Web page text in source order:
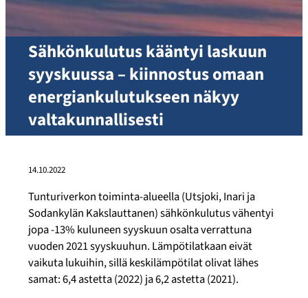
Sähkönkulutus kääntyi laskuun
syyskuussa – kiinnostus omaan
energiankulutukseen näkyy
valtakunnallisesti
14.10.2022
Tunturiverkon toiminta-alueella (Utsjoki, Inari ja
Sodankylän Kakslauttanen) sähkönkulutus vähentyi
jopa -13% kuluneen syyskuun osalta verrattuna
vuoden 2021 syyskuuhun. Lämpötilatkaan eivät
vaikuta lukuihin, sillä keskilämpötilat olivat lähes
samat: 6,4 astetta (2022) ja 6,2 astetta (2021).